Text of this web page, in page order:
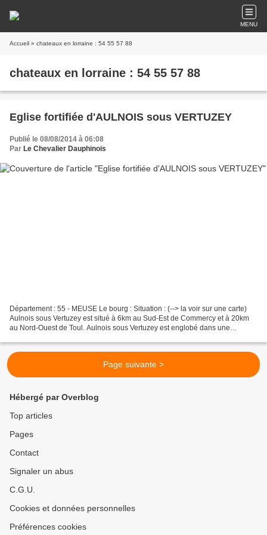
MENU
Accueil » chateaux en lorraine : 54 55 57 88
chateaux en lorraine : 54 55 57 88
Eglise fortifiée d'AULNOIS sous VERTUZEY
Publié le 08/08/2014 à 06:08
Par Le Chevalier Dauphinois
Département : 55 - MEUSE Le bourg : Situation : (--> la voir sur une carte)
Aulnois sous Vertuzey est situé à 6km au Sud-Est de Commercy et à 20km
au Nord-Ouest de Toul. Aulnois sous Vertuzey est englobé dans une
Page suivante >
Hébergé par Overblog
Top articles
Pages
Contact
Signaler un abus
C.G.U.
Cookies et données personnelles
Préférences cookies